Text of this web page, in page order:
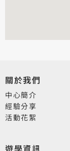
關於我們
中心簡介
經驗分享
活動花絮
遊學資訊